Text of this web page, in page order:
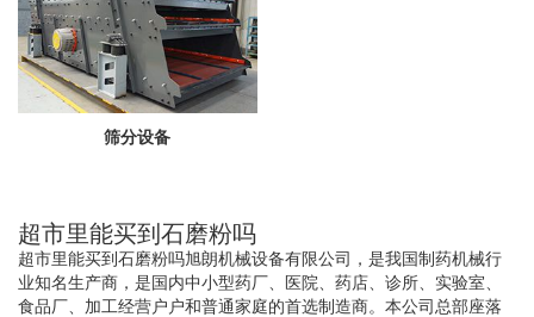
筛分设备
超市里能买到石磨粉吗
超市里能买到石磨粉吗旭朗机械设备有限公司，是我国制药机械行
业知名生产商，是国内中小型药厂、医院、药店、诊所、实验室、
食品厂、加工经营户户和普通家庭的首选制造商。本公司总部座落